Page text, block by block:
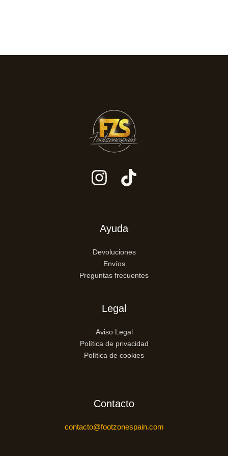
Ayuda
Devoluciones
Envíos
Preguntas frecuentes
Legal
Aviso Legal
Política de privacidad
Política de cookies
Contacto
contacto@footzonespain.com